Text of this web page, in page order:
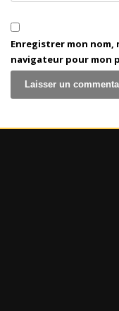
Enregistrer mon nom,
navigateur pour mon